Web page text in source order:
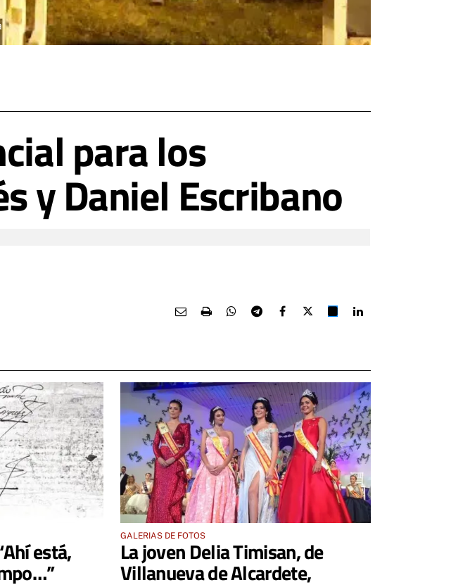
para los
y Daniel Escribano
está,
GALERIAS DE FOTOS
La joven Delia Timisan, de
Villanueva de Alcardete,